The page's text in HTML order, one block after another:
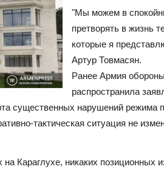
"Мы можем в
претворять в жизнь
которые я
Артур Товмасян.
Ранее Армия
распространила
существенных нарушений режима
тактическая ситуация не
Караглухе, никаких позиционных